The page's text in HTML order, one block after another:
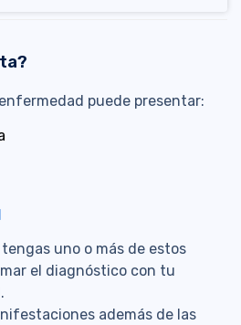
puede presentar:
uno o más de estos
el diagnóstico con tu
además de las